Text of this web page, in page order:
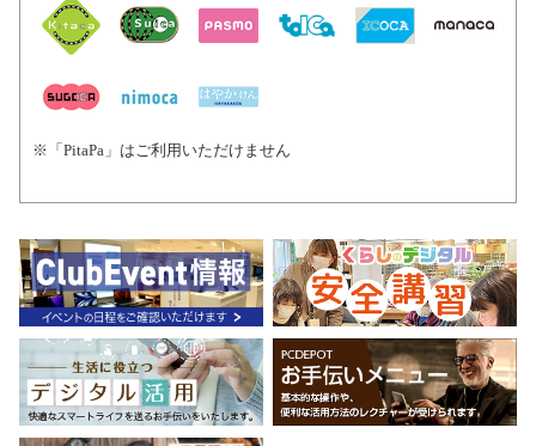
※「PitaPa」はご利用いただけません